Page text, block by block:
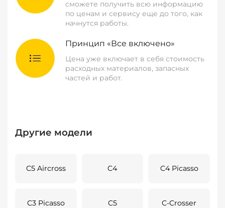
сможете получить всю информацию
по ценам и сервису еще до того, как
начнутся работы.
Принцип «Все включено»
Цена уже включает в себя стоимость
расходных материалов, запасных
частей и работ.
Другие модели
C5 Aircross C4 C4 Picasso
C3 Picasso C5 C-Crosser